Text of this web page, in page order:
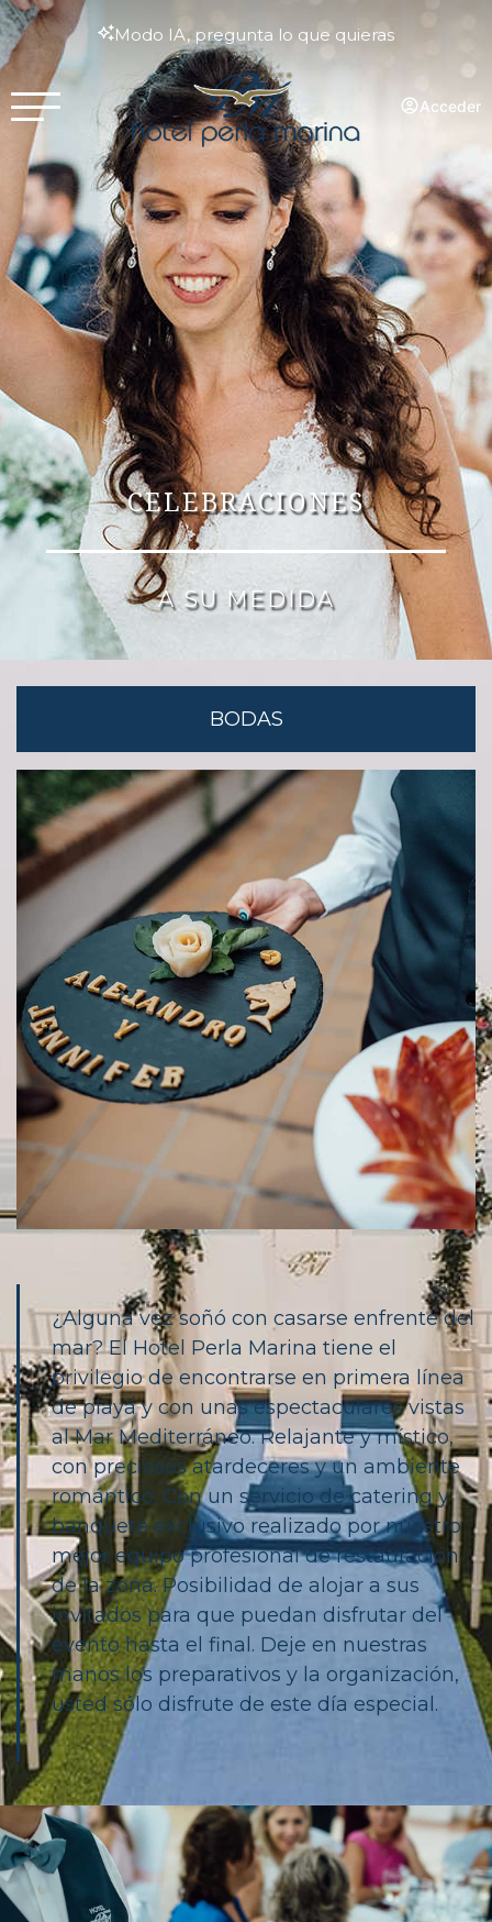
Modo IA, pregunta lo que quieras
Acceder
CELEBRACIONES
A SU MEDIDA
BODAS
¿Alguna vez soñó con casarse enfrente del
mar? El Hotel Perla Marina tiene el
privilegio de encontrarse en primera línea
de playa y con unas espectaculares vistas
al Mar Mediterráneo. Relajante y místico,
con preciosos atardeceres y un ambiente
romántico. Con un servicio de catering y
banquete exclusivo realizado por nuestro
mejor equipo profesional de restauración
de la zona. Posibilidad de alojar a sus
invitados para que puedan disfrutar del
evento hasta el final. Deje en nuestras
manos los preparativos y la organización,
usted sólo disfrute de este día especial.